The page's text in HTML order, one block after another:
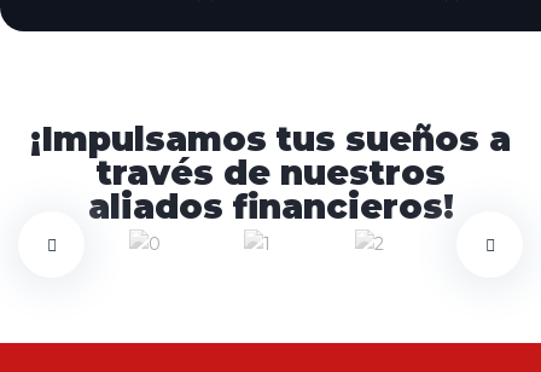
¡Impulsamos tus sueños a
través de nuestros
aliados financieros!